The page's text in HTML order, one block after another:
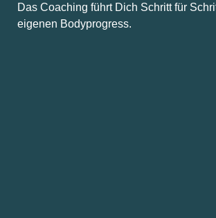
Das Coaching führt Dich Schritt für
eigenen Bodyprogress.